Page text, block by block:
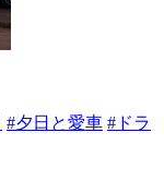
#夕日と愛車 #ドラ